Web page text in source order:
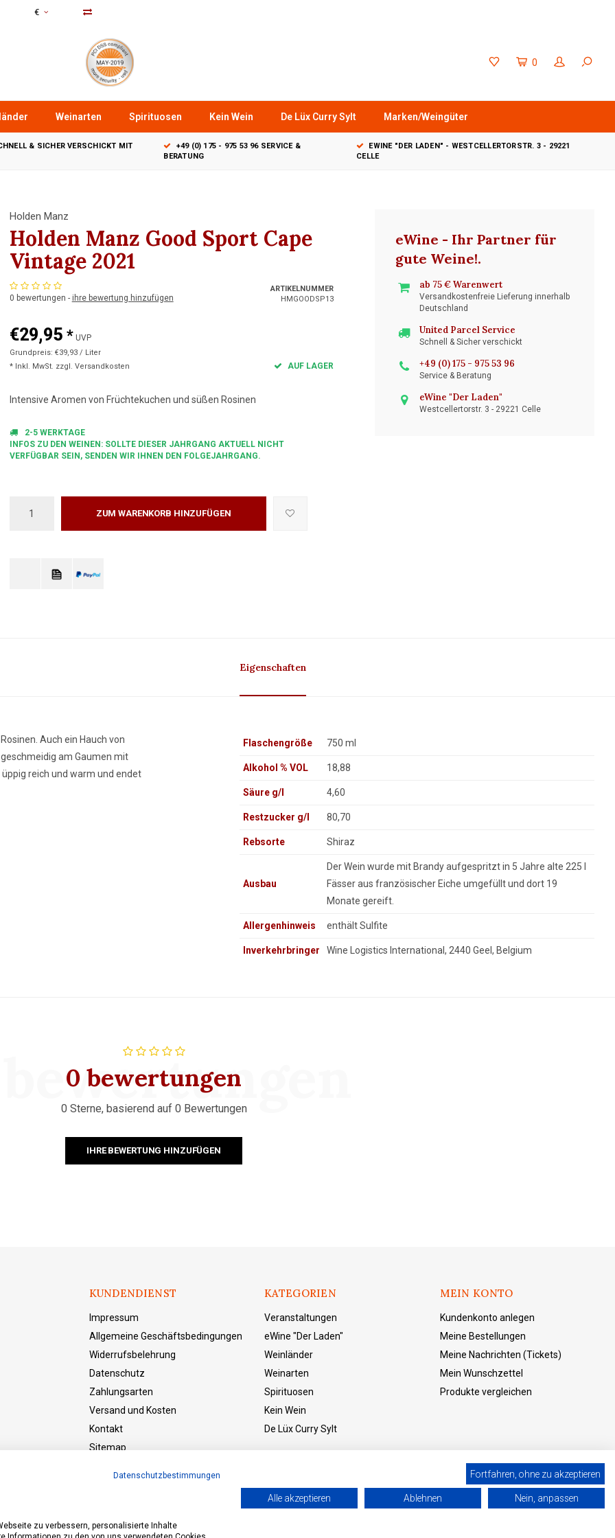
€
0
Weinarten Spirituosen Kein Wein De Lüx Curry Sylt Marken/Weingüter
& SICHER VERSCHICKT MIT
+49 (0) 175 - 975 53 96 SERVICE &
BERATUNG
EWINE "DER LADEN" - WESTCELLERTORSTR. 3 - 29221
CELLE
Holden Manz
Holden Manz Good Sport Cape
Vintage 2021
0 bewertungen - ihre bewertung hinzufügen
ARTIKELNUMMER
HMGOODSP13
€29,95 * UVP
Grundpreis: €39,93 / Liter
* Inkl. MwSt. zzgl. Versandkosten AUF LAGER
Intensive Aromen von Früchtekuchen und süßen Rosinen
2-5 WERKTAGE
INFOS ZU DEN WEINEN: SOLLTE DIESER JAHRGANG AKTUELL NICHT
VERFÜGBAR SEIN, SENDEN WIR IHNEN DEN FOLGEJAHRGANG.
ZUM WARENKORB HINZUFÜGEN
eWine - Ihr Partner für
gute Weine!.
ab 75 € Warenwert
Versandkostenfreie Lieferung innerhalb
Deutschland
United Parcel Service
Schnell & Sicher verschickt
+49 (0) 175 - 975 53 96
Service & Beratung
eWine "Der Laden"
Westcellertorstr. 3 - 29221 Celle
Eigenschaften
Auch ein Hauch von
am Gaumen mit
üppig reich und warm und endet
Flaschengröße 750 ml
Alkohol % VOL 18,88
Säure g/l 4,60
Restzucker g/l 80,70
Rebsorte Shiraz
Ausbau
Der Wein wurde mit Brandy aufgespritzt in 5 Jahre alte 225 l
Fässer aus französischer Eiche umgefüllt und dort 19
Monate gereift.
Allergenhinweis enthält Sulfite
Inverkehrbringer Wine Logistics International, 2440 Geel, Belgium
0 bewertungen
0 Sterne, basierend auf 0 Bewertungen
IHRE BEWERTUNG HINZUFÜGEN
KUNDENDIENST
Impressum
Allgemeine Geschäftsbedingungen
Widerrufsbelehrung
Datenschutz
Zahlungsarten
Versand und Kosten
Kontakt
Sitemap
KATEGORIEN
Veranstaltungen
eWine "Der Laden"
Weinländer
Weinarten
Spirituosen
Kein Wein
De Lüx Curry Sylt
MEIN KONTO
Kundenkonto anlegen
Meine Bestellungen
Meine Nachrichten (Tickets)
Mein Wunschzettel
Produkte vergleichen
Fortfahren, ohne zu akzeptieren
Datenschutzbestimmungen
zu verbessern, personalisierte Inhalte
Alle akzeptieren Ablehnen Nein, anpassen